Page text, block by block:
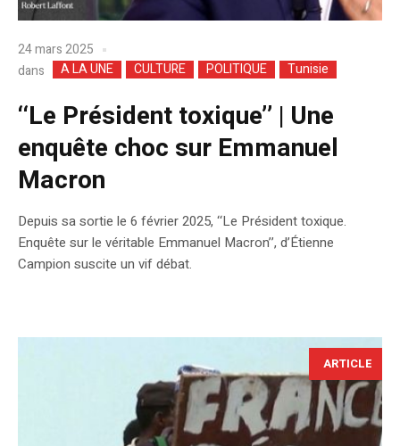
24 mars 2025
dans
A LA UNE CULTURE POLITIQUE Tunisie
‘‘Le Président toxique’’ | Une
enquête choc sur Emmanuel
Macron
Depuis sa sortie le 6 février 2025, ‘‘Le Président toxique.
Enquête sur le véritable Emmanuel Macron’’, d’Étienne
Campion suscite un vif débat.
ARTICLE